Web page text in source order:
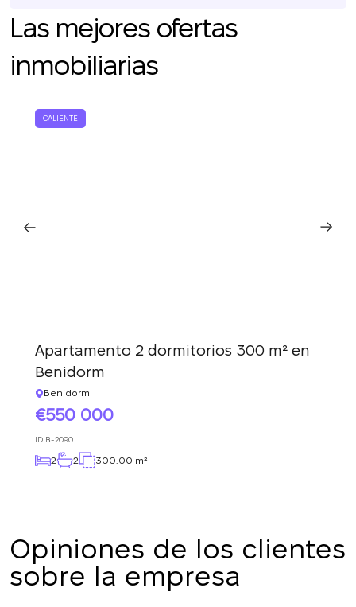
Las mejores ofertas
inmobiliarias
CALIENTE
Apartamento 2 dormitorios 300 m² en
Benidorm
Benidorm
550 000
ID B-2090
2 2 300.00 m²
Opiniones de los clientes
sobre la empresa
¡Gracias!
Le devolveremos la
llamada
en contacto con usted en breve.